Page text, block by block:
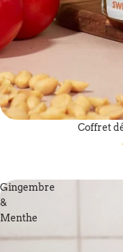
Coffret
Gingembre
&
Menthe